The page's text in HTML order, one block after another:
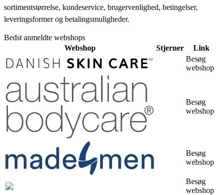
sortimentstørrelse, kundeservice, brugervenlighed, betingelser,
leveringsformer og betalingsmuligheder.
Bedst anmeldte webshops
Webshop
Stjerner
Link
Besøg
webshop
Besøg
webshop
Besøg
webshop
Besøg
webshop